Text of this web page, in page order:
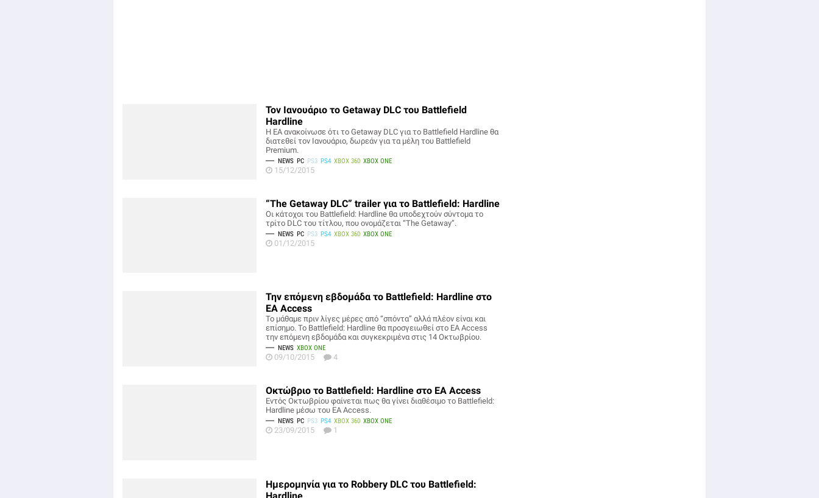
Τον Ιανουάριο το Getaway DLC του Battlefield
Hardline
Η EA ανακοίνωσε ότι το Getaway DLC για το Battlefield Hardline θα
διατεθεί τον Ιανουάριο, δωρεάν για τα μέλη του Battlefield
Premium.
NEWS PC PS3 PS4 XBOX 360 XBOX ONE
15/12/2015
“The Getaway DLC” trailer για το Battlefield: Hardline
Οι κάτοχοι του Battlefield: Hardline θα υποδεχτούν σύντομα το
τρίτο DLC του τίτλου, που ονομάζεται “The Getaway”.
NEWS PC PS3 PS4 XBOX 360 XBOX ONE
01/12/2015
Την επόμενη εβδομάδα το Battlefield: Hardline στο
EA Access
Το μάθαμε πριν λίγες μέρες από “σπόντα” αλλά πλέον είναι και
επίσημο. Το Battlefield: Hardline θα προσγειωθεί στο EA Access
την επόμενη εβδομάδα και συγκεκριμένα στις 14 Οκτωβρίου.
NEWS XBOX ONE
09/10/2015 4
Οκτώβριο το Battlefield: Hardline στο EA Access
Εντός Οκτωβρίου φαίνεται πως θα γίνει διαθέσιμο το Battlefield:
Hardline μέσω του EA Access.
NEWS PC PS3 PS4 XBOX 360 XBOX ONE
23/09/2015 1
Ημερομηνία για το Robbery DLC του Battlefield:
Hardline